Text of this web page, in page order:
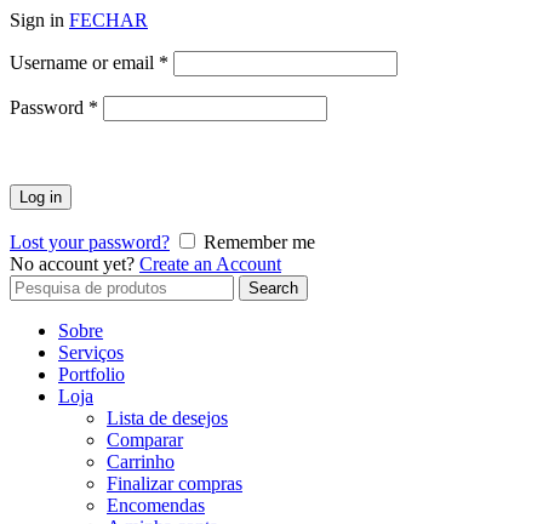
Sign in FECHAR
Username or email *
Password *
Log in
Lost your password?
Remember me
No account yet? Create an Account
Search
for:
Search
Sobre
Serviços
Portfolio
Loja
Lista de desejos
Comparar
Carrinho
Finalizar compras
Encomendas